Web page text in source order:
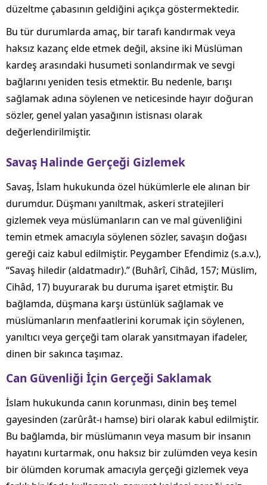
düzeltme çabasının geldiğini açıkça göstermektedir.
Bu tür durumlarda amaç, bir tarafı kandırmak veya
haksız kazanç elde etmek değil, aksine iki Müslüman
kardeş arasındaki husumeti sonlandırmak ve sevgi
bağlarını yeniden tesis etmektir. Bu nedenle, barışı
sağlamak adına söylenen ve neticesinde hayır doğuran
sözler, genel yalan yasağının istisnası olarak
değerlendirilmiştir.
Savaş Halinde Gerçeği Gizlemek
Savaş, İslam hukukunda özel hükümlerle ele alınan bir
durumdur. Düşmanı yanıltmak, askeri stratejileri
gizlemek veya müslümanların can ve mal güvenliğini
temin etmek amacıyla söylenen sözler, savaşın doğası
gereği caiz kabul edilmiştir. Peygamber Efendimiz (s.a.v.),
“Savaş hiledir (aldatmadır).” (Buhârî, Cihâd, 157; Müslim,
Cihâd, 17) buyurarak bu duruma işaret etmiştir. Bu
bağlamda, düşmana karşı üstünlük sağlamak ve
müslümanların menfaatlerini korumak için söylenen,
yanıltıcı veya gerçeği tam olarak yansıtmayan ifadeler,
dinen bir sakınca taşımaz.
Can Güvenliği İçin Gerçeği Saklamak
İslam hukukunda canın korunması, dinin beş temel
gayesinden (zarûrât-ı hamse) biri olarak kabul edilmiştir.
Bu bağlamda, bir müslümanın veya masum bir insanın
hayatını kurtarmak, onu haksız bir zulümden veya kesin
bir ölümden korumak amacıyla gerçeği gizlemek veya